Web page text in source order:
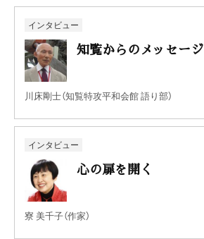
インタビュー
知覧からのメッセージ
川床剛士（知覧特攻平和会館 語り部）
インタビュー
心の扉を開く
寮 美千子（作家）